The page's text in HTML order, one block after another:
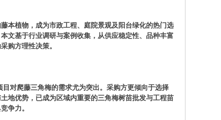
本植物，成为市政工程、庭院景观及阳台绿化的热门选
文基于行业调研与案例收集，从供应稳定性、品种丰富
购方理性决策。
对爬藤三角梅的需求尤为突出。采购方更倾向于选择
地优势，已成为区域内重要的三角梅树苗批发与工程苗
争力。